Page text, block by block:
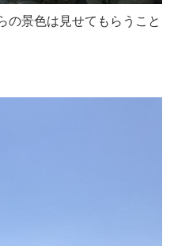
の景色は見せてもらうこと